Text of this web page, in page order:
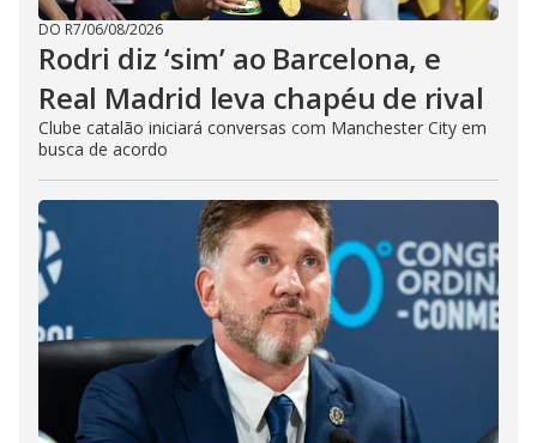
DO R7/06/08/2026
Rodri diz ‘sim’ ao Barcelona, e
Real Madrid leva chapéu de rival
Clube catalão iniciará conversas com Manchester City em
busca de acordo